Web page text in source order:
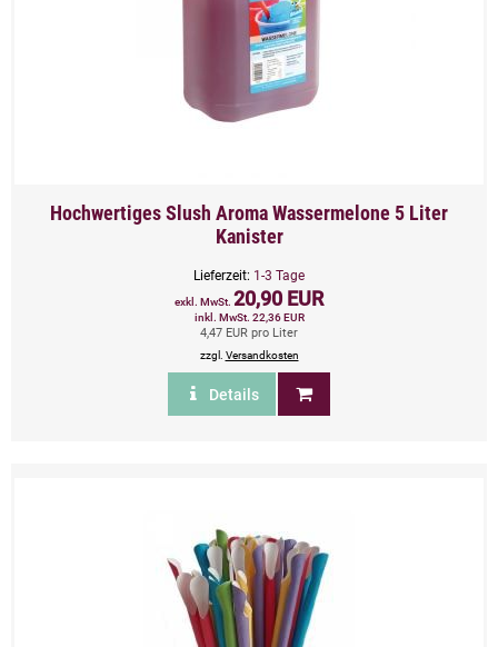
Hochwertiges Slush Aroma Wassermelone 5 Liter
Kanister
Lieferzeit: 1-3 Tage
exkl. MwSt. 20,90 EUR
inkl. MwSt. 22,36 EUR
4,47 EUR pro Liter
zzgl. Versandkosten
Details